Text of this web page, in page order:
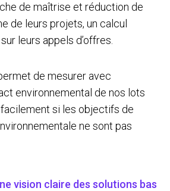
de maîtrise et réduction de
de leurs projets, un calcul
leurs appels d’offres.
de mesurer avec
environnemental de nos lots
si les objectifs de
ne sont pas
vision claire des solutions bas